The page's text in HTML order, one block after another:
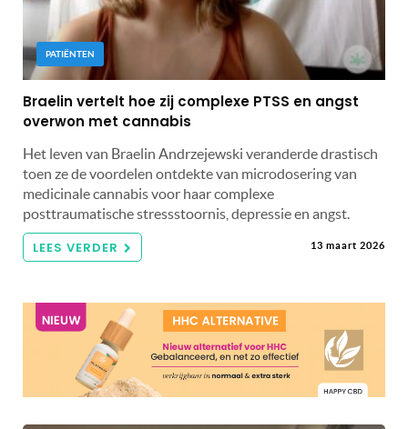
PATIËNTEN
Braelin vertelt hoe zij complexe PTSS en angst
overwon met cannabis
Het leven van Braelin Andrzejewski veranderde drastisch
toen ze de voordelen ontdekte van microdosering van
medicinale cannabis voor haar complexe
posttraumatische stressstoornis, depressie en angst.
LEES VERDER 13 maart 2026